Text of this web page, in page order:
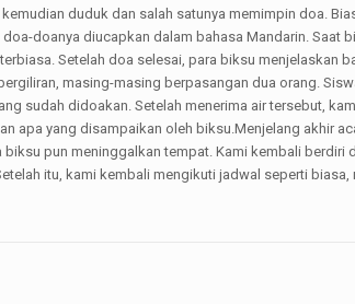
duduk dan salah satunya memimpin doa.
doanya diucapkan dalam bahasa Mandarin.
Setelah doa selesai, para biksu menjelaskan
masing-masing berpasangan dua orang.
sudah didoakan. Setelah menerima air tersebut,
apa yang disampaikan oleh biksu.Menjelang akhir
biksu pun meninggalkan tempat. Kami kembali
itu, kami kembali mengikuti jadwal seperti